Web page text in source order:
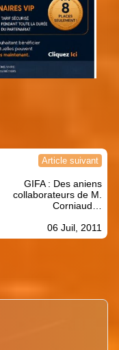
Article suivant
GIFA : Des aniens
collaborateurs de M.
Corniaud…
06 Juil, 2011